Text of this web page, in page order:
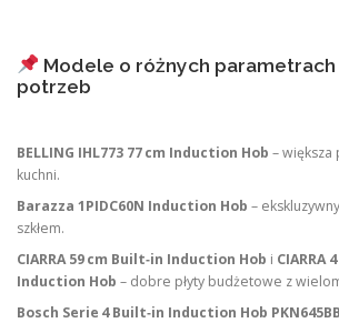
Modele o różnych
potrzeb
BELLING IHL773 77 cm Induction Hob – większa
kuchni.
Barazza 1PIDC60N Induction Hob –
szkłem.
CIARRA 59 cm Built‑in Induction Hob i CIARRA
Induction Hob – dobre płyty budżetowe z
Bosch Serie 4 Built‑in Induction Hob